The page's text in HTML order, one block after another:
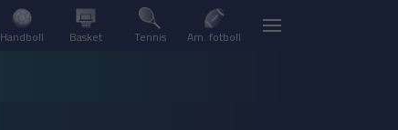
Handboll Basket Tennis Am. fotboll